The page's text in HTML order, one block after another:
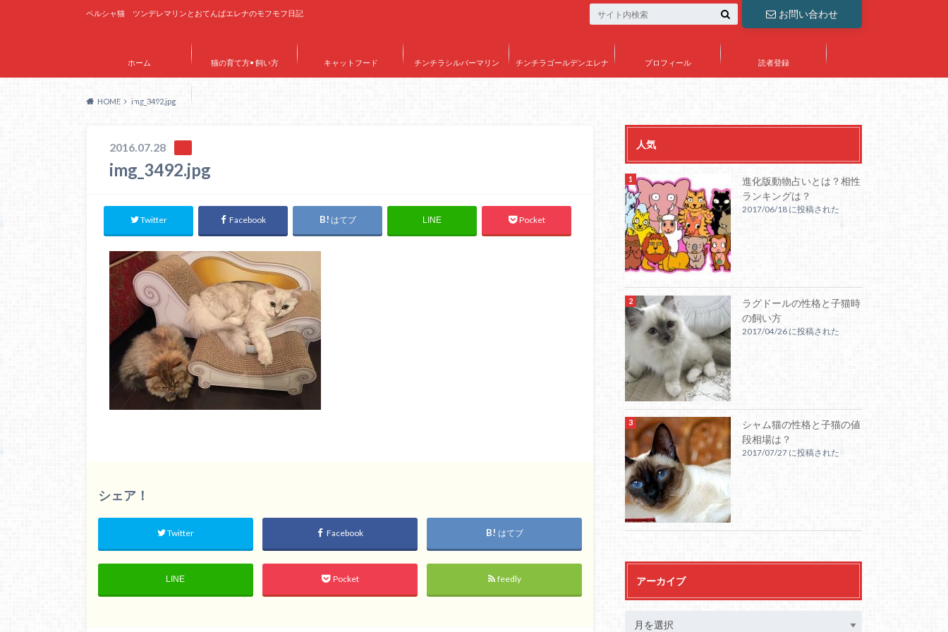
ペルシャ猫 ツンデレマリンとおてんばエレナのモフモフ日記 お問い合わせ
ホーム 猫の育て方• 飼い方 キャットフード チンチラシルバーマリン チンチラゴールデンエレナ プロフィール 読者登録
サイトマップ
HOME img_3492.jpg
2016.07.28
img_3492.jpg
Twitter Facebook はてブ LINE Pocket
シェア！
Twitter Facebook はてブ
LINE Pocket feedly
人気
進化版動物占いとは？相性
ランキングは？
2017/06/18 に投稿された
ラグドールの性格と子猫時
の飼い方
2017/04/26 に投稿された
シャム猫の性格と子猫の値
段相場は？
2017/07/27 に投稿された
アーカイブ